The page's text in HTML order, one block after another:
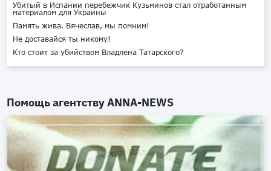
Убитый в Испании перебежчик Кузьминов стал отработанным
материалом для Украины
Память жива. Вячеслав, мы помним!
Не доставайся ты никому!
Кто стоит за убийством Владлена Татарского?
Помощь агентствуANNA-NEWS